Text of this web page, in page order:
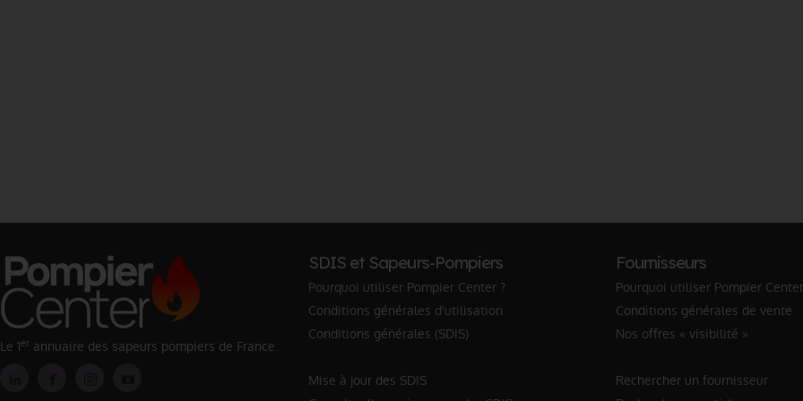
Le 1er annuaire des sapeurs pompiers de France.
SDIS et Sapeurs-Pompiers
Pourquoi utiliser Pompier Center ?
Conditions générales d'utilisation
Conditions générales (SDIS)
Mise à jour des SDIS
Fournisseurs
Pourquoi utiliser Pompier
Conditions générales de vente
Nos offres « visibilité »
Rechercher un fournisseur